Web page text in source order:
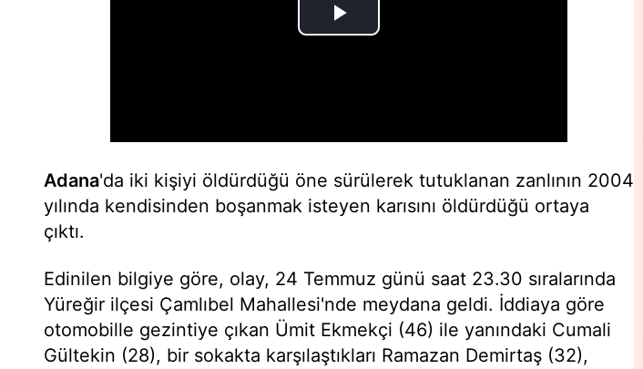
Adana'da iki kişiyi öldürdüğü öne sürülerek tutuklanan zanlının 2004
yılında kendisinden boşanmak isteyen karısını öldürdüğü ortaya
çıktı.
Edinilen bilgiye göre, olay, 24 Temmuz günü saat 23.30 sıralarında
Yüreğir ilçesi Çamlıbel Mahallesi'nde meydana geldi. İddiaya göre
otomobille gezintiye çıkan Ümit Ekmekçi (46) ile yanındaki Cumali
Gültekin (28), bir sokakta karşılaştıkları Ramazan Demirtaş (32),